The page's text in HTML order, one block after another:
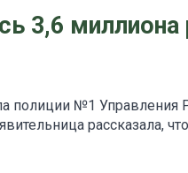
3,6 миллиона
полиции №1 Управления
рассказала,